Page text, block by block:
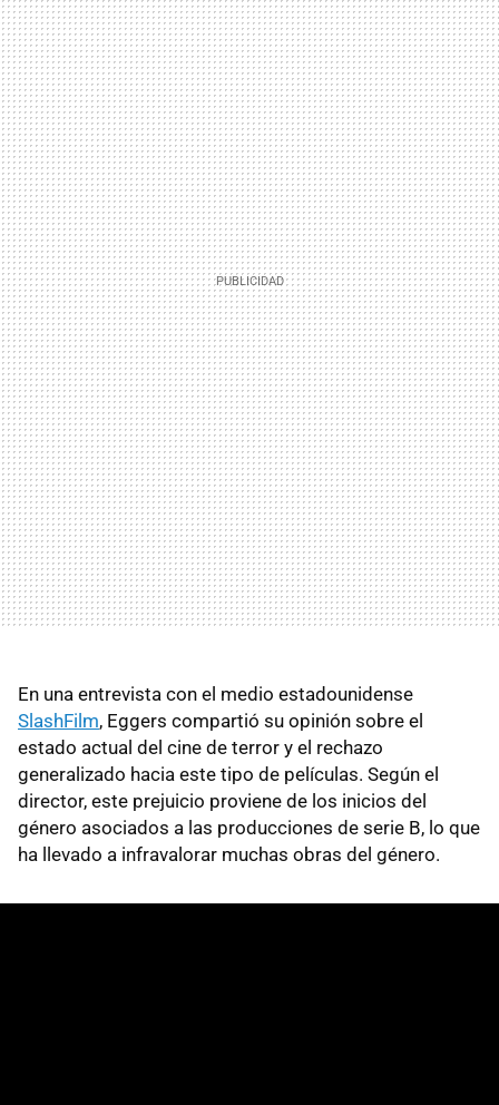
En una entrevista con el medio estadounidense
SlashFilm, Eggers compartió su opinión sobre el
estado actual del cine de terror y el rechazo
generalizado hacia este tipo de películas. Según el
director, este prejuicio proviene de los inicios del
género asociados a las producciones de serie B, lo que
ha llevado a infravalorar muchas obras del género.